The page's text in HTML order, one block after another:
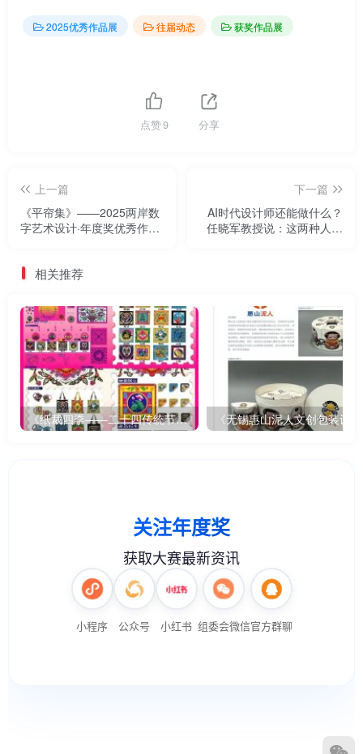
2025优秀作品展 往届动态 获奖作品展
点赞9 分享
上一篇
《平帘集》——2025两岸数
字艺术设计·年度奖优秀作品
下一篇
AI时代设计师还能做什么？
任晓军教授说：这两种人会
相关推荐
《纸裁四季——二十四传统节气文创设计》 《无锡惠山泥人文创包装设